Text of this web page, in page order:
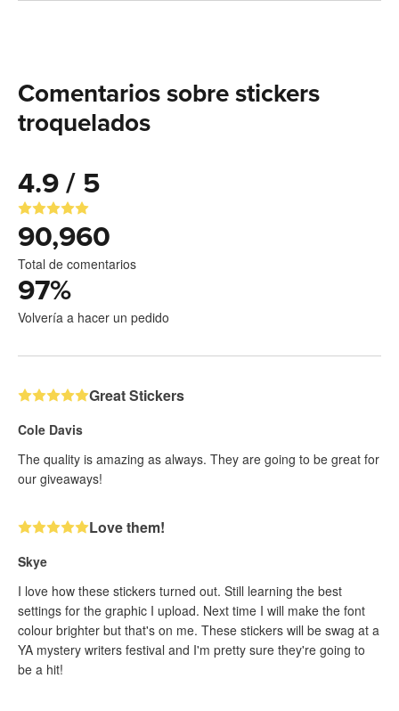
Comentarios sobre stickers
troquelados
4.9 / 5
90,960
Total de comentarios
97%
Volvería a hacer un pedido
Great Stickers
Cole Davis
The quality is amazing as always. They are going to be great for
our giveaways!
Love them!
Skye
I love how these stickers turned out. Still learning the best
settings for the graphic I upload. Next time I will make the font
colour brighter but that's on me. These stickers will be swag at a
YA mystery writers festival and I'm pretty sure they're going to
be a hit!